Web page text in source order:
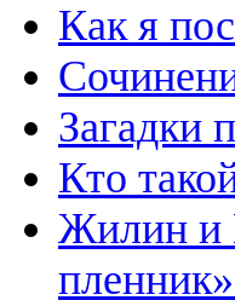
Как я
Загадки
Кто
Жилин и